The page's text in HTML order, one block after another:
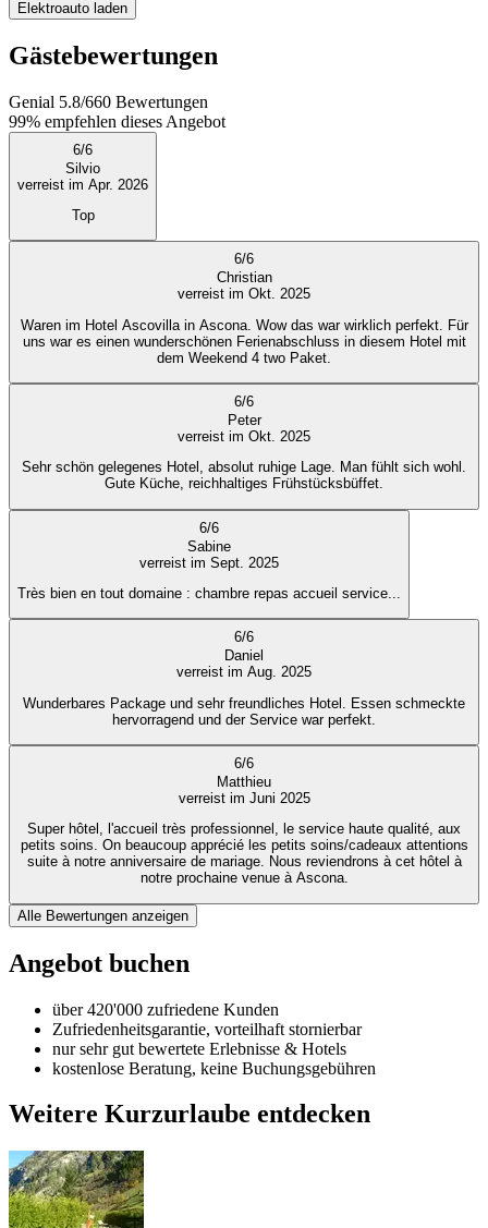
Elektroauto laden
Gästebewertungen
Genial 5.8/660 Bewertungen
99% empfehlen dieses Angebot
6/6
Silvio
verreist im Apr. 2026
Top
6/6
Christian
verreist im Okt. 2025
Waren im Hotel Ascovilla in Ascona. Wow das war wirklich perfekt. Für
uns war es einen wunderschönen Ferienabschluss in diesem Hotel mit
dem Weekend 4 two Paket.
6/6
Peter
verreist im Okt. 2025
Sehr schön gelegenes Hotel, absolut ruhige Lage. Man fühlt sich wohl.
Gute Küche, reichhaltiges Frühstücksbüffet.
6/6
Sabine
verreist im Sept. 2025
Très bien en tout domaine : chambre repas accueil service...
6/6
Daniel
verreist im Aug. 2025
Wunderbares Package und sehr freundliches Hotel. Essen schmeckte
hervorragend und der Service war perfekt.
6/6
Matthieu
verreist im Juni 2025
Super hôtel, l'accueil très professionnel, le service haute qualité, aux
petits soins. On beaucoup apprécié les petits soins/cadeaux attentions
suite à notre anniversaire de mariage. Nous reviendrons à cet hôtel à
notre prochaine venue à Ascona.
Alle Bewertungen anzeigen
Angebot buchen
über 420'000 zufriedene Kunden
Zufriedenheitsgarantie, vorteilhaft stornierbar
nur sehr gut bewertete Erlebnisse & Hotels
kostenlose Beratung, keine Buchungsgebühren
Weitere Kurzurlaube entdecken